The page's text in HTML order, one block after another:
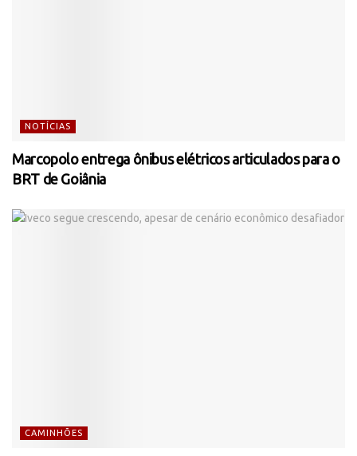
NOTÍCIAS
Marcopolo entrega ônibus elétricos articulados para o
BRT de Goiânia
CAMINHÕES